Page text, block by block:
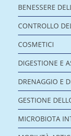
BENESSERE
CONTROLLO
COSMETICI
DIGESTIONE E
DRENAGGIO E
GESTIONE
MICROBIOTA